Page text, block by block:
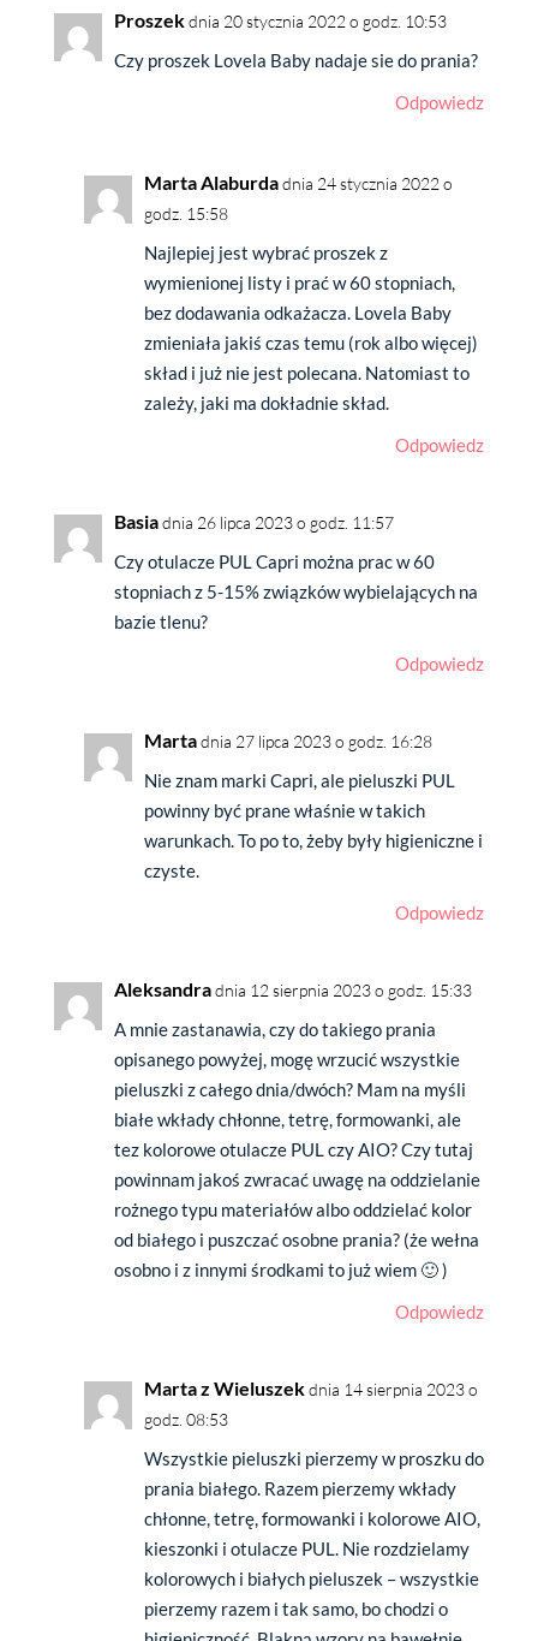
Proszekdnia 20 stycznia 2022 o godz. 10:53
Czy proszek Lovela Baby nadaje sie do prania?
Odpowiedz
Marta Alaburdadnia 24 stycznia 2022 o
godz. 15:58
Najlepiej jest wybrać proszek z
wymienionej listy i prać w 60 stopniach,
bez dodawania odkażacza. Lovela Baby
zmieniała jakiś czas temu (rok albo więcej)
skład i już nie jest polecana. Natomiast to
zależy, jaki ma dokładnie skład.
Odpowiedz
Basiadnia 26 lipca 2023 o godz. 11:57
Czy otulacze PUL Capri można prac w 60
stopniach z 5-15% związków wybielających na
bazie tlenu?
Odpowiedz
Martadnia 27 lipca 2023 o godz. 16:28
Nie znam marki Capri, ale pieluszki PUL
powinny być prane właśnie w takich
warunkach. To po to, żeby były higieniczne i
czyste.
Odpowiedz
Aleksandradnia 12 sierpnia 2023 o godz. 15:33
A mnie zastanawia, czy do takiego prania
opisanego powyżej, mogę wrzucić wszystkie
pieluszki z całego dnia/dwóch? Mam na myśli
białe wkłady chłonne, tetrę, formowanki, ale
tez kolorowe otulacze PUL czy AIO? Czy tutaj
powinnam jakoś zwracać uwagę na oddzielanie
rożnego typu materiałów albo oddzielać kolor
od białego i puszczać osobne prania? (że wełna
osobno i z innymi środkami to już wiem 🙂 )
Odpowiedz
Marta z Wieluszekdnia 14 sierpnia 2023 o
godz. 08:53
Wszystkie pieluszki pierzemy w proszku do
prania białego. Razem pierzemy wkłady
chłonne, tetrę, formowanki i kolorowe AIO,
kieszonki i otulacze PUL. Nie rozdzielamy
kolorowych i białych pieluszek – wszystkie
pierzemy razem i tak samo, bo chodzi o